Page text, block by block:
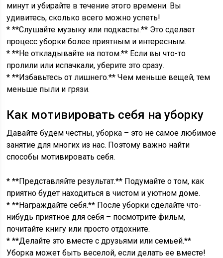
минут и убирайте в течение этого времени. Вы
удивитесь, сколько всего можно успеть!
* **Слушайте музыку или подкасты.** Это сделает
процесс уборки более приятным и интересным.
* **Не откладывайте на потом.** Если вы что-то
пролили или испачкали, уберите это сразу.
* **Избавьтесь от лишнего.** Чем меньше вещей, тем
меньше пыли и грязи.
Как мотивировать себя на уборку
Давайте будем честны, уборка – это не самое любимое
занятие для многих из нас. Поэтому важно найти
способы мотивировать себя.
* **Представляйте результат.** Подумайте о том, как
приятно будет находиться в чистом и уютном доме.
* **Награждайте себя.** После уборки сделайте что-
нибудь приятное для себя – посмотрите фильм,
почитайте книгу или просто отдохните.
* **Делайте это вместе с друзьями или семьей.**
Уборка может быть веселой, если делать ее вместе!